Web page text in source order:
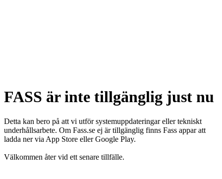
FASS är inte tillgänglig just nu
Detta kan bero på att vi utför systemuppdateringar eller tekniskt
underhållsarbete. Om Fass.se ej är tillgänglig finns Fass appar att
ladda ner via App Store eller Google Play.
Välkommen åter vid ett senare tillfälle.